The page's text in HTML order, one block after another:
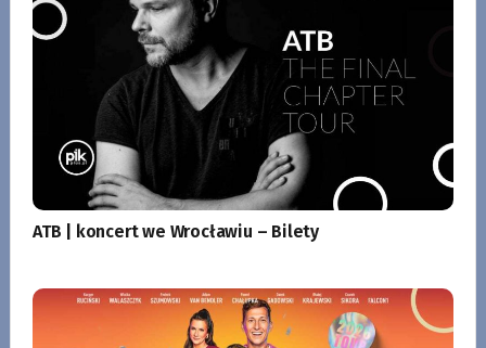
ATB | koncert we Wrocławiu – Bilety